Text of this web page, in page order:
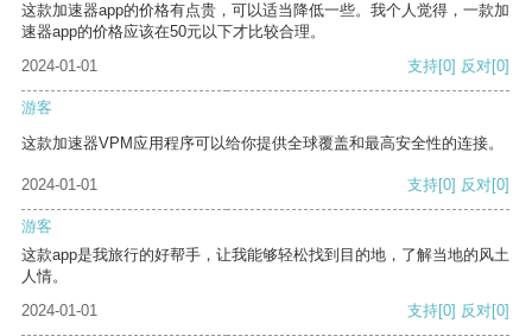
这款加速器app的价格有点贵，可以适当降低一些。我个人觉得，一款加
速器app的价格应该在50元以下才比较合理。
2024-01-01
支持[0] 反对[0]
游客
这款加速器VPM应用程序可以给你提供全球覆盖和最高安全性的连接。
2024-01-01 支持[0] 反对[0]
游客
这款app是我旅行的好帮手，让我能够轻松找到目的地，了解当地的风土
人情。
2024-01-01
支持[0] 反对[0]